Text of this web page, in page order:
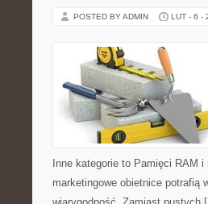
POSTED BY ADMIN LUT - 6 -
Inne kategorie to Pamięci RAM
marketingowe obietnice potrafią